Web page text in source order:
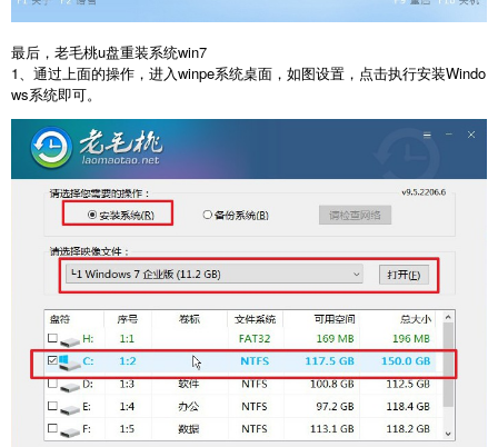
最后，老毛桃u盘重装系统win7
1、通过上面的操作，进入winpe系统桌面，如图设置，点击执行安装Windo
ws系统即可。